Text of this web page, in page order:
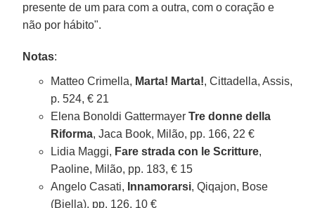
presente de um para com a outra, com o coração e
não por hábito".
Notas:
Matteo Crimella, Marta! Marta!, Cittadella, Assis,
p. 524, € 21
Elena Bonoldi GattermayerTre donne della
Riforma, Jaca Book, Milão, pp. 166, 22 €
Lidia Maggi, Fare strada con le Scritture,
Paoline, Milão, pp. 183, € 15
Angelo Casati, Innamorarsi, Qiqajon, Bose
(Biella), pp. 126, 10 €